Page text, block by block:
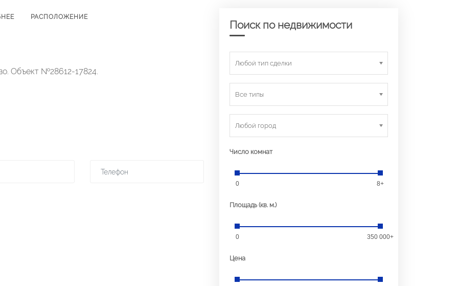
РАСПОЛОЖЕНИЕ
Объект №28612-17824.
Поиск по недвижимости
Любой тип сделки
Все типы
Любой город
Число комнат
0 8+
Площадь (кв. м.)
0 350 000+
Цена